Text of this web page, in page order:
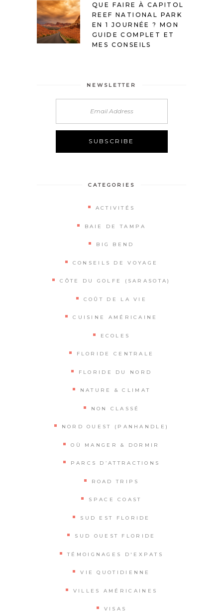
QUE FAIRE À CAPITOL
REEF NATIONAL PARK
EN 1 JOURNÉE ? MON
GUIDE COMPLET ET
MES CONSEILS
NEWSLETTER
CATEGORIES
ACTIVITÉS
BAIE DE TAMPA
BIG BEND
CONSEILS DE VOYAGE
CÔTE DU GOLFE (SARASOTA)
COÛT DE LA VIE
CUISINE AMÉRICAINE
ECOLES
FLORIDE CENTRALE
FLORIDE DU NORD
NATURE & CLIMAT
NON CLASSÉ
NORD OUEST (PANHANDLE)
OÙ MANGER & DORMIR
PARCS D’ATTRACTIONS
ROAD TRIPS
SPACE COAST
SUD EST FLORIDE
SUD OUEST FLORIDE
TÉMOIGNAGES D'EXPATS
VIE QUOTIDIENNE
VILLES AMÉRICAINES
VISAS